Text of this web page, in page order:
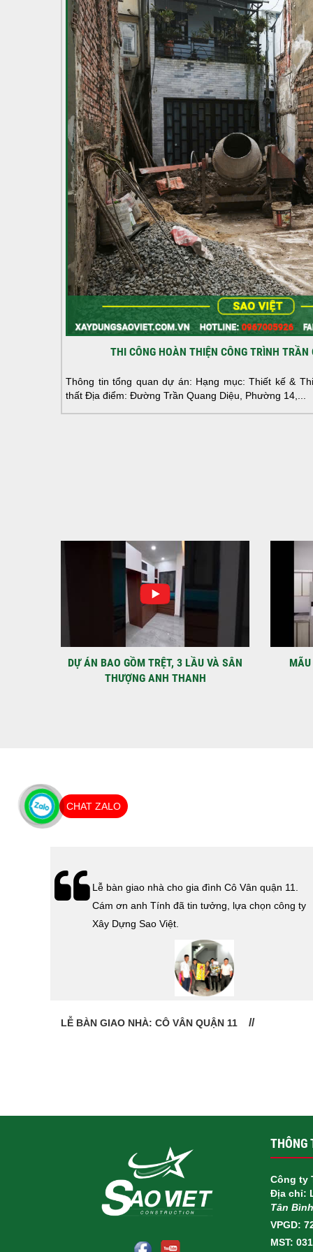
THI CÔNG HOÀN THIỆN CÔNG TRÌNH TRẦN
Thông tin tổng quan dự án: Hạng mục: Thiết kế &
thất Địa điểm: Đường Trần Quang Diệu, Phường 14,...
DỰ ÁN BAO GỒM TRỆT, 3 LẦU VÀ SÂN
THƯỢNG ANH THANH
Lễ bàn giao nhà cho gia đình Cô Vân quận 11.
Cám ơn anh Tính đã tin tưởng, lựa chọn công ty
Xây Dựng Sao Việt.
LỄ BÀN GIAO NHÀ: CÔ VÂN QUẬN 11
THÔNG
Công ty
Địa chỉ:
Tân
VPGD:
MST:
CHAT ZALO